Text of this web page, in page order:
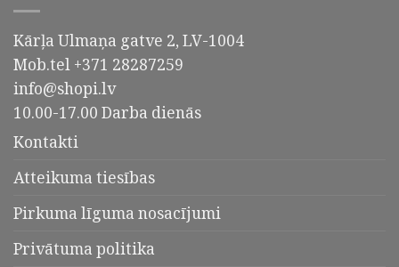
Kārļa Ulmaņa gatve 2, LV-1004
Mob.tel +371 28287259
info@shopi.lv
10.00-17.00 Darba dienās
Kontakti
Atteikuma tiesības
Pirkuma līguma nosacījumi
Privātuma politika